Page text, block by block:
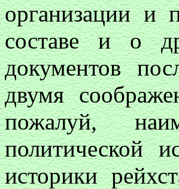
организации и
составе и о
документов
двумя
пожалуй,
политической
историки